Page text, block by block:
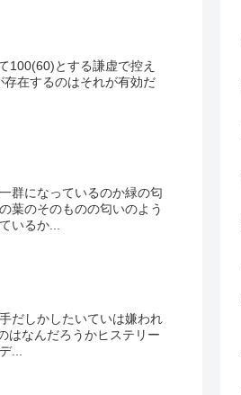
100(60)とする謙虚で控え
在するのはそれが有効だ
群になっているのか緑の匂
葉のそのものの匂いのよう
いるか...
だしかしたいていは嫌われ
はなんだろうかヒステリー
...